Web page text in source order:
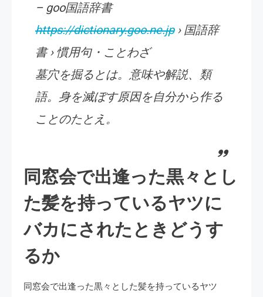
– goo国語辞書
https://dictionary.goo.ne.jp› 国語辞
書 › 慣用句・ことわざ
墓穴を掘るとは。意味や解説、類
語。身を滅ぼす原因を自分から作る
ことのたとえ。
同窓会で出逢った黒々とし
た髪を持っているヤツに
バカにされたときどうす
るか
同窓会で出逢った黒々とした髪を持っているヤツ